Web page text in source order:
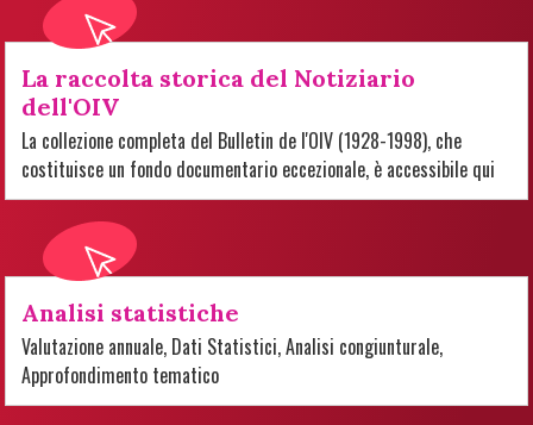
La raccolta storica del Notiziario
dell'OIV
La collezione completa del Bulletin de l'OIV (1928-1998), che
costituisce un fondo documentario eccezionale, è accessibile qui
Analisi statistiche
Valutazione annuale, Dati Statistici, Analisi congiunturale,
Approfondimento tematico